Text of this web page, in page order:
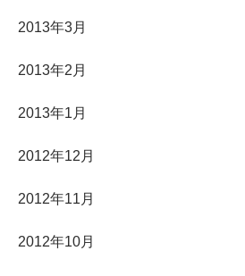
2013年3月
2013年2月
2013年1月
2012年12月
2012年11月
2012年10月